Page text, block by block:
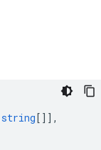
string []],